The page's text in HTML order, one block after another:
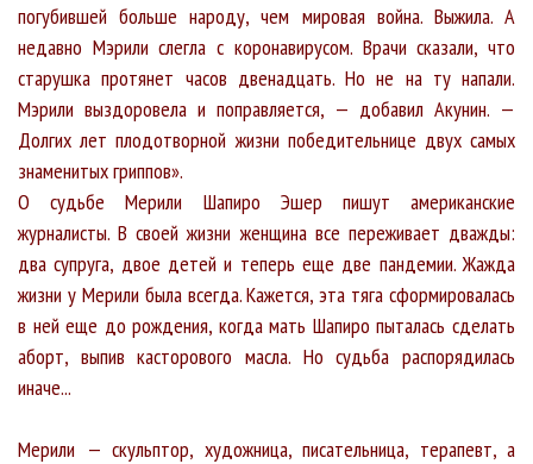
погубившей больше народу, чем мировая война. Выжила. А
недавно Мэрили слегла с коронавирусом. Врачи сказали, что
старушка протянет часов двенадцать. Но не на ту напали.
Мэрили выздоровела и поправляется, — добавил Акунин. —
Долгих лет плодотворной жизни победительнице двух самых
знаменитых гриппов».
О судьбе Мерили Шапиро Эшер пишут американские
журналисты. В своей жизни женщина все переживает дважды:
два супруга, двое детей и теперь еще две пандемии. Жажда
жизни у Мерили была всегда. Кажется, эта тяга сформировалась
в ней еще до рождения, когда мать Шапиро пыталась сделать
аборт, выпив касторового масла. Но судьба распорядилась
иначе...
Мерили — скульптор, художница, писательница, терапевт, а